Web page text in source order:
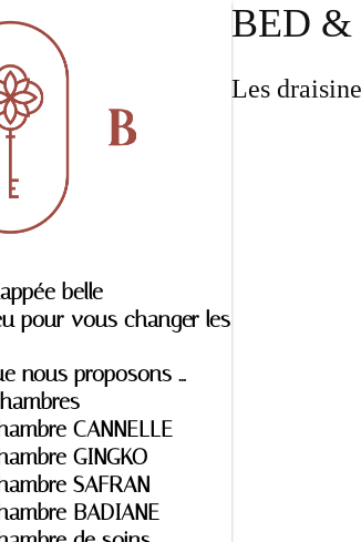
belle
pour vous changer les
nous proposons …
CANNELLE
GINGKO
SAFRAN
BADIANE
BED &
Les